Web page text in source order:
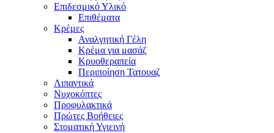
Επιδεσμικό Υλικό
Επιθέματα
Κρέμες
Αναλγητική Γέλη
Κρέμα για μασάζ
Κρυοθεραπεία
Περιποίηση Τατουαζ
Λιπαντικά
Νυχοκόπτες
Προφυλακτικά
Πρώτες Βοήθειες
Στοματική Υγιεινή